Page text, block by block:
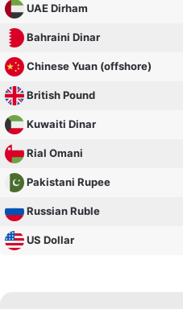
UAE Dirham
Bahraini Dinar
Chinese Yuan (offshore)
British Pound
Kuwaiti Dinar
Rial Omani
Pakistani Rupee
Russian Ruble
US Dollar